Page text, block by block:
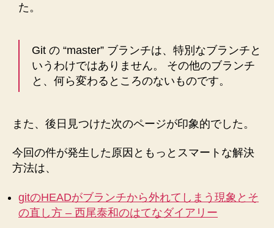
た。
Git の “master” ブランチは、特別なブランチと
いうわけではありません。 その他のブランチ
と、何ら変わるところのないものです。
また、後日見つけた次のページが印象的でした。
今回の件が発生した原因ともっとスマートな解決
方法は、
gitのHEADがブランチから外れてしまう現象とそ
の直し方 – 西尾泰和のはてなダイアリー